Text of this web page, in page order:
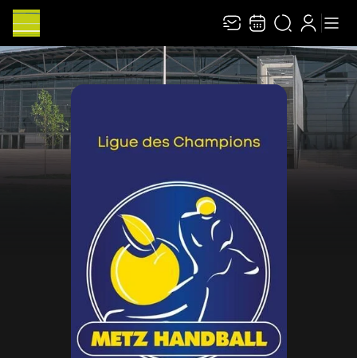
Recevez toute l’actualité en vous abonnant à
notre newsletter :
ENVOYER
Rivaj Group traite votre adresse électronique pour la gestion de votre abonnement à
Les Arènes de Metz
. Vous pouvez retirer votre consentement à tout
moment. Pour en savoir plus, consultez notre
politique de protection des données